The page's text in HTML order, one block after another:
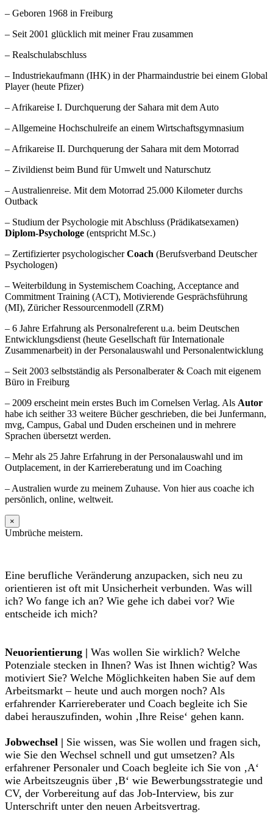
– Geboren 1968 in Freiburg
– Seit 2001 glücklich mit meiner Frau zusammen
– Realschulabschluss
– Industriekaufmann (IHK) in der Pharmaindustrie bei einem Global
Player (heute Pfizer)
– Afrikareise I. Durchquerung der Sahara mit dem Auto
– Allgemeine Hochschulreife an einem Wirtschaftsgymnasium
– Afrikareise II. Durchquerung der Sahara mit dem Motorrad
– Zivildienst beim Bund für Umwelt und Naturschutz
– Australienreise. Mit dem Motorrad 25.000 Kilometer durchs
Outback
– Studium der Psychologie mit Abschluss (Prädikatsexamen)
Diplom-Psychologe (entspricht M.Sc.)
– Zertifizierter psychologischerCoach (Berufsverband Deutscher
Psychologen)
– Weiterbildung in Systemischem Coaching, Acceptance and
Commitment Training (ACT), Motivierende Gesprächsführung
(MI), Züricher Ressourcenmodell (ZRM)
– 6 Jahre Erfahrung als Personalreferent u.a. beim Deutschen
Entwicklungsdienst (heute Gesellschaft für Internationale
Zusammenarbeit) in der Personalauswahl und Personalentwicklung
– Seit 2003 selbstständig als Personalberater & Coach mit eigenem
Büro in Freiburg
– 2009 erscheint mein erstes Buch im Cornelsen Verlag. Als Autor
habe ich seither 33 weitere Bücher geschrieben, die bei Junfermann,
mvg, Campus, Gabal und Duden erscheinen und in mehrere
Sprachen übersetzt werden.
– Mehr als 25 Jahre Erfahrung in der Personalauswahl und im
Outplacement, in der Karriereberatung und im Coaching
– Australien wurde zu meinem Zuhause. Von hier aus coache ich
persönlich, online, weltweit.
×
Umbrüche meistern.
Eine berufliche Veränderung anzupacken, sich neu zu
orientieren ist oft mit Unsicherheit verbunden. Was will
ich? Wo fange ich an? Wie gehe ich dabei vor? Wie
entscheide ich mich?
Neuorientierung | Was wollen Sie wirklich? Welche
Potenziale stecken in Ihnen? Was ist Ihnen wichtig? Was
motiviert Sie? Welche Möglichkeiten haben Sie auf dem
Arbeitsmarkt – heute und auch morgen noch? Als
erfahrender Karriereberater und Coach begleite ich Sie
dabei herauszufinden, wohin ‚Ihre Reise‘ gehen kann.
Jobwechsel | Sie wissen, was Sie wollen und fragen sich,
wie Sie den Wechsel schnell und gut umsetzen? Als
erfahrener Personaler und Coach begleite ich Sie von ‚A‘
wie Arbeitszeugnis über ‚B‘ wie Bewerbungsstrategie und
CV, der Vorbereitung auf das Job-Interview, bis zur
Unterschrift unter den neuen Arbeitsvertrag.